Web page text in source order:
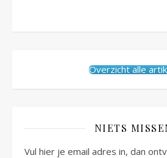
Overzicht alle
NIETS
Vul hier je email adres in, dan